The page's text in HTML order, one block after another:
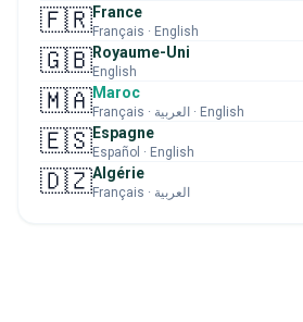
🇫🇷France
Français · English
🇬🇧Royaume-Uni
English
🇲🇦Maroc
Français · العربية · English
🇪🇸Espagne
Español · English
🇩🇿Algérie
Français · العربية